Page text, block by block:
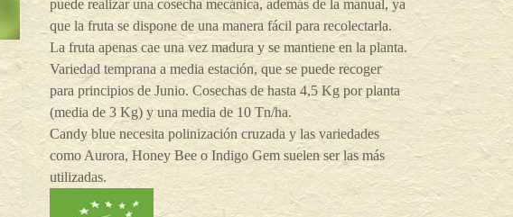
puede realizar una cosecha mecánica, además de la manual, ya
que la fruta se dispone de una manera fácil para recolectarla.
La fruta apenas cae una vez madura y se mantiene en la planta.
Variedad temprana a media estación, que se puede recoger
para principios de Junio. Cosechas de hasta 4,5 Kg por planta
(media de 3 Kg) y una media de 10 Tn/ha.
Candy blue necesita polinización cruzada y las variedades
como Aurora, Honey Bee o Indigo Gem suelen ser las más
utilizadas.